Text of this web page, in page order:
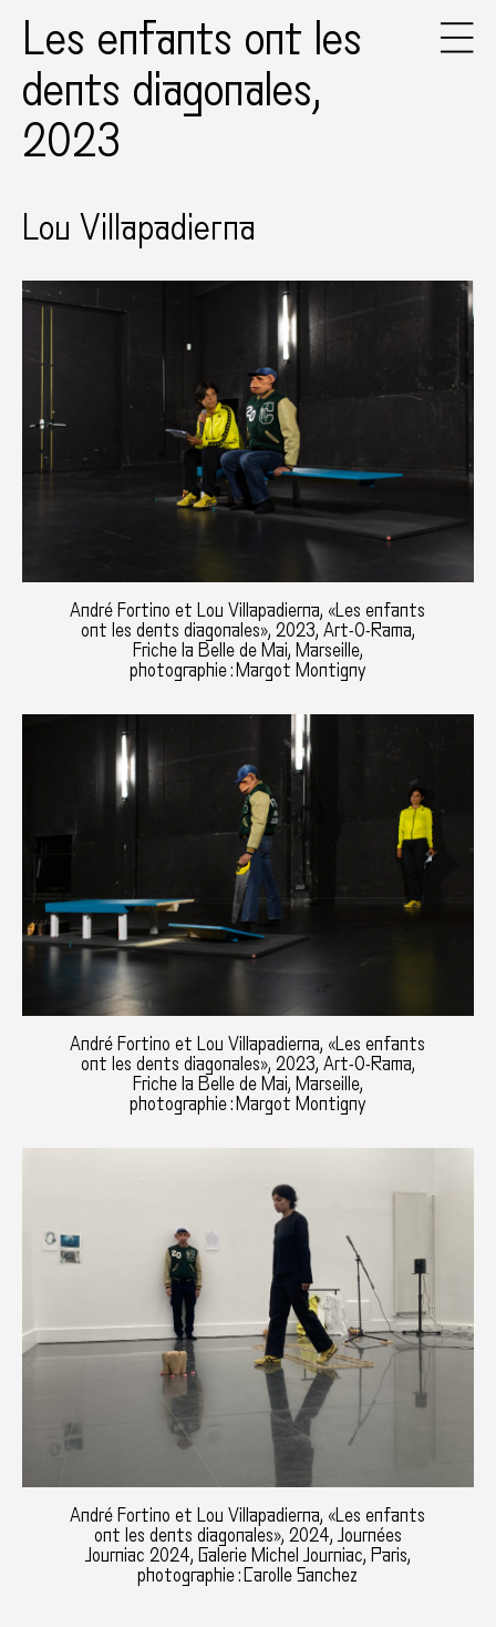
Les enfants ont les
dents diagonales,
2023
Lou Villapadierna
André Fortino et Lou Villapadierna, «Les enfants
ont les dents diagonales», 2023, Art-O-Rama,
Friche la Belle de Mai, Marseille,
photographie : Margot Montigny
André Fortino et Lou Villapadierna, «Les enfants
ont les dents diagonales», 2023, Art-O-Rama,
Friche la Belle de Mai, Marseille,
photographie : Margot Montigny
André Fortino et Lou Villapadierna, «Les enfants
ont les dents diagonales», 2024, Journées
Journiac 2024, Galerie Michel Journiac, Paris,
photographie : Carolle Sanchez